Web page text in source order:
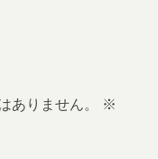
りません。
※